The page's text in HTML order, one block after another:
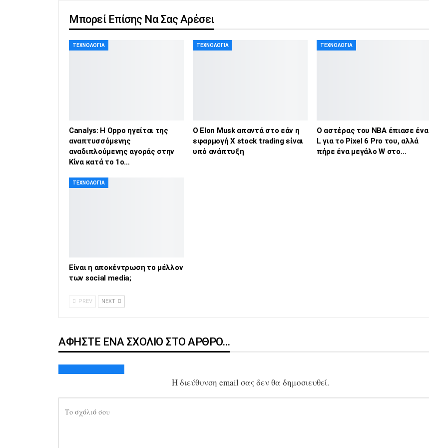
Μπορεί Επίσης Να Σας Αρέσει
ΤΕΧΝΟΛΟΓΊΑ
Canalys: Η Oppo ηγείται της
αναπτυσσόμενης
αναδιπλούμενης αγοράς στην
Κίνα κατά το 1ο…
ΤΕΧΝΟΛΟΓΊΑ
Ο Elon Musk απαντά στο εάν η
εφαρμογή X stock trading είναι
υπό ανάπτυξη
ΤΕΧΝΟΛΟΓΊΑ
Ο αστέρας του NBA έπιασε ένα
L για το Pixel 6 Pro του, αλλά
πήρε ένα μεγάλο W στο…
ΤΕΧΝΟΛΟΓΊΑ
Είναι η αποκέντρωση το μέλλον
των social media;
PREV NEXT
ΑΦΉΣΤΕ ΈΝΑ ΣΧΌΛΙΟ ΣΤΟ ΆΡΘΡΟ…
Η διεύθυνση email σας δεν θα δημοσιευθεί.